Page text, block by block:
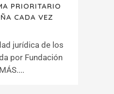
PRIORITARIO
CADA VEZ
jurídica de los
por Fundación